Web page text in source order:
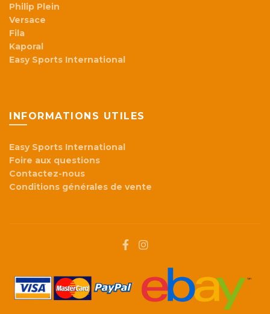
Philip Plein
Versace
Fila
Kaporal
Easy Sports International
INFORMATIONS UTILES
Easy Sports International
Foire aux questions
Contactez-nous
Conditions générales de vente